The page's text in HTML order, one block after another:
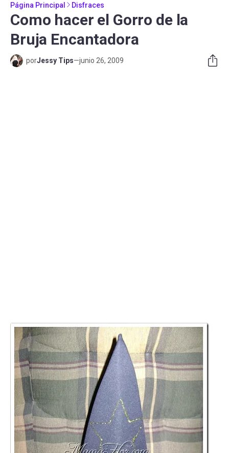
Página Principal Disfraces
Como hacer el Gorro de la
Bruja Encantadora
porJessy Tips—junio 26, 2009